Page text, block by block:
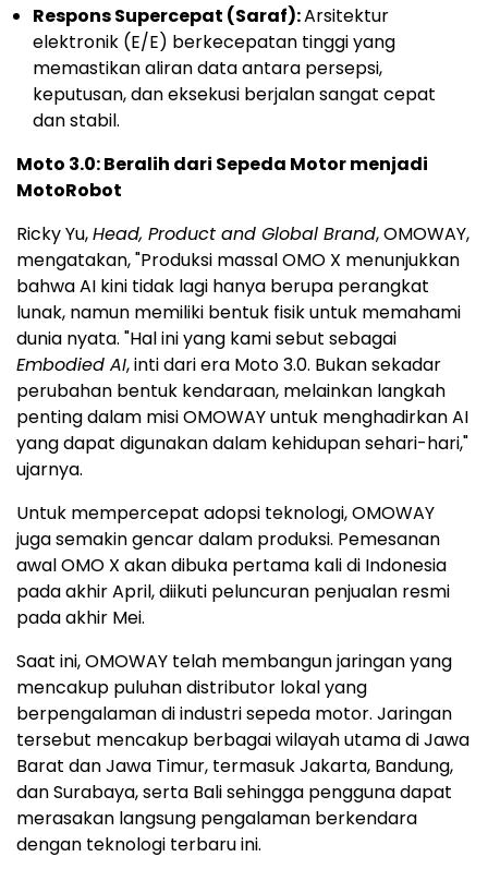
Respons Supercepat (Saraf):Arsitektur
elektronik (E/E) berkecepatan tinggi yang
memastikan aliran data antara persepsi,
keputusan, dan eksekusi berjalan sangat cepat
dan stabil.
Moto 3.0: Beralih dari Sepeda Motor menjadi
MotoRobot
Ricky Yu,Head, Product and Global Brand, OMOWAY,
mengatakan, "Produksi massal OMO X menunjukkan
bahwa AI kini tidak lagi hanya berupa perangkat
lunak, namun memiliki bentuk fisik untuk memahami
dunia nyata. "Hal ini yang kami sebut sebagai
Embodied AI, inti dari era Moto 3.0. Bukan sekadar
perubahan bentuk kendaraan, melainkan langkah
penting dalam misi OMOWAY untuk menghadirkan AI
yang dapat digunakan dalam kehidupan sehari-hari,"
ujarnya.
Untuk mempercepat adopsi teknologi, OMOWAY
juga semakin gencar dalam produksi. Pemesanan
awal OMO X akan dibuka pertama kali di Indonesia
pada akhir April, diikuti peluncuran penjualan resmi
pada akhir Mei.
Saat ini, OMOWAY telah membangun jaringan yang
mencakup puluhan distributor lokal yang
berpengalaman di industri sepeda motor. Jaringan
tersebut mencakup berbagai wilayah utama di Jawa
Barat dan Jawa Timur, termasuk Jakarta, Bandung,
dan Surabaya, serta Bali sehingga pengguna dapat
merasakan langsung pengalaman berkendara
dengan teknologi terbaru ini.